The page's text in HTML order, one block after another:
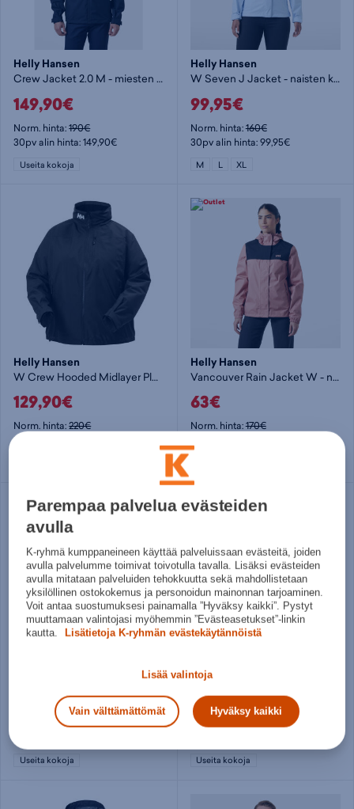
Helly Hansen
Crew Jacket 2.0 M - miesten kuoritakki
149,90€
Norm. hinta:190€
30pv alin hinta: 149,90€
Useita kokoja
Helly Hansen
W Seven J Jacket - naisten kuoritakki
99,95€
Norm. hinta:160€
30pv alin hinta: 99,95€
M L XL
Helly Hansen
W Crew Hooded Midlayer Plus mitoitus - naisten kuoritakki
129,90€
Norm. hinta:220€
30pv alin hinta: 129,90€
Helly Hansen
Vancouver Rain Jacket W - naisten kuoritakki
63€
Norm. hinta:170€
W Crew Jacket 2.0 - naisten kuoritakki
149,90€
Norm. hinta:190€
Useita kokoja
129€
Norm. hinta:170€
Useita kokoja
Parempaa palvelua evästeiden
avulla
K-ryhmä kumppaneineen käyttää palveluissaan evästeitä, joiden
avulla palvelumme toimivat toivotulla tavalla. Lisäksi evästeiden
avulla mitataan palveluiden tehokkuutta sekä mahdollistetaan
yksilöllinen ostokokemus ja personoidun mainonnan tarjoaminen.
Voit antaa suostumuksesi painamalla ”Hyväksy kaikki”. Pystyt
muuttamaan valintojasi myöhemmin ”Evästeasetukset”-linkin
kautta.
Lisätietoja K-ryhmän evästekäytännöistä
Lisää valintoja
Vain välttämättömät Hyväksy kaikki